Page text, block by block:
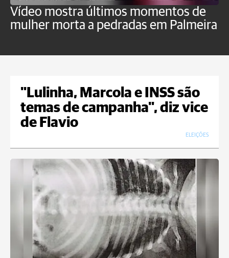
Vídeo mostra últimos momentos de
mulher morta a pedradas em Palmeira
"Lulinha, Marcola e INSS são
temas de campanha", diz vice
de Flavio
ELEIÇÕES